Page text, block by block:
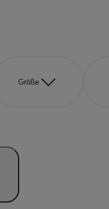
Größe